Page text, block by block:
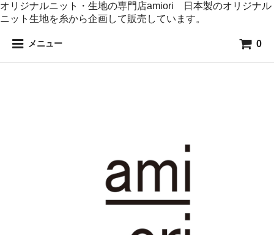
オリジナルニット・生地の専門店amiori 日本製のオリジナル
ニット生地を糸から企画して販売しています。
メニュー 0